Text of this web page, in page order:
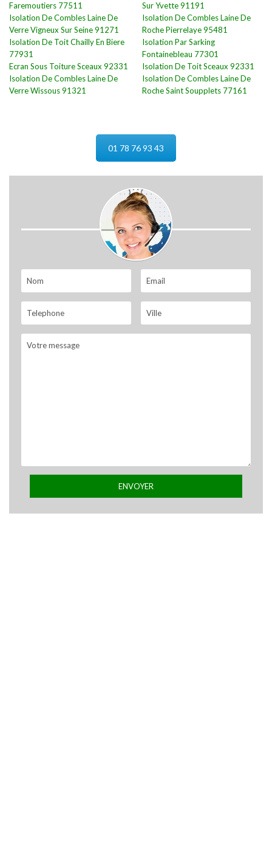
Faremoutiers 77511
Isolation De Combles Laine De
Verre Vigneux Sur Seine 91271
Isolation De Toit Chailly En Biere
77931
Ecran Sous Toiture Sceaux 92331
Isolation De Combles Laine De
Verre Wissous 91321
Sur Yvette 91191
Isolation De Combles Laine De
Roche Pierrelaye 95481
Isolation Par Sarking
Fontainebleau 77301
Isolation De Toit Sceaux 92331
Isolation De Combles Laine De
Roche Saint Soupplets 77161
01 78 76 93 43